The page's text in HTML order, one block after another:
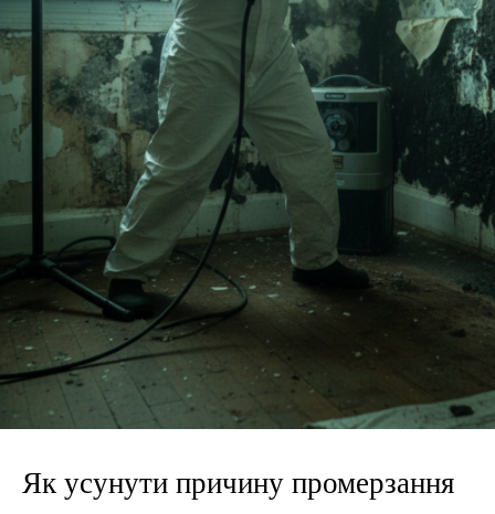
Як усунути причину промерзання